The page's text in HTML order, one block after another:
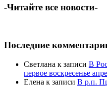
-Читайте все новости-
Последние
Светлана к записи В
первое воскресенье
Елена к записи В р.п.